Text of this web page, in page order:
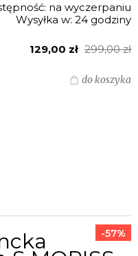
na wyczerpaniu
Wysyłka w: 24 godziny
129,00 zł 299,00 zł
do koszyka
-57%